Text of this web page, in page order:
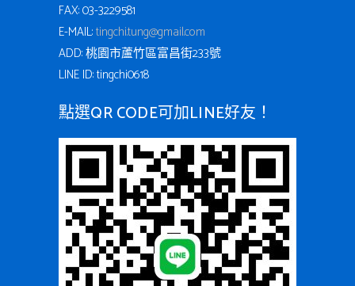
FAX: 03-3229581
E-MAIL:tingchi.tung@gmail.com
ADD: 桃園市蘆竹區富昌街233號
LINE ID: tingchi0618
點選QR CODE可加LINE好友！